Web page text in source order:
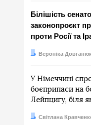
Білішість
законопроєкт
проти Росії та
Автор:Вероніка Довганюк
Дата:
У Німеччині
боєприпаси на
Лейпцигу, біля
Автор:
Світлана
Дата: